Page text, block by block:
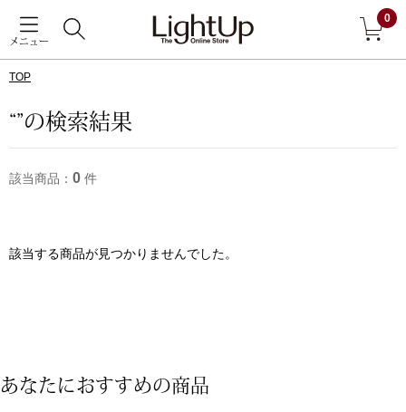
メニュー
0
すべて見る アウター
TOP
“”の検索結果
該当商品： 0 件
該当する商品が見つかりませんでした。
あなたにおすすめの商品